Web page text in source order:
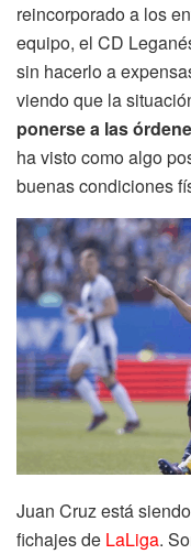
reincorporado a los
equipo, el CD
sin hacerlo a
viendo que la
ponerse a las
ha visto como algo
buenas condiciones
Juan Cruz está
fichajes de LaLiga.